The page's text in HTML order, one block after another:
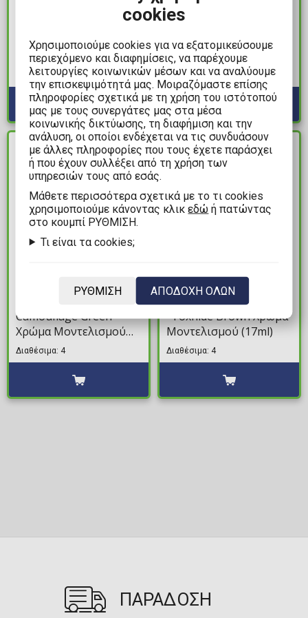
Blue Χρώμα
Μοντελισμού (18ml)
Διαθέσιμα: 1
Vallejo Special Effects -
Demon Blood Χρώμα
Μοντελισμού (18ml)
Διαθέσιμα: 5
ΔΙΑΘΕΣΙΜΟ
Camouflage Green
Χρώμα Μοντελισμού
(18ml)
Διαθέσιμα: 4
ΔΙΑΘΕΣΙΜΟ
2,99€
Green Stuff World Paint
- Foxhide Brown Χρώμα
Μοντελισμού (17ml)
Διαθέσιμα: 4
ΠΑΡΑΔΟΣΗ
cookies
Χρησιμοποιούμε cookies για να εξατομικεύσουμε
περιεχόμενο και διαφημίσεις, να παρέχουμε
λειτουργίες κοινωνικών μέσων και να αναλύουμε
την επισκεψιμότητά μας. Μοιραζόμαστε επίσης
πληροφορίες σχετικά με τη χρήση του ιστότοπού
μας με τους συνεργάτες μας στα μέσα
κοινωνικής δικτύωσης, τη διαφήμιση και την
ανάλυση, οι οποίοι ενδέχεται να τις συνδυάσουν
με άλλες πληροφορίες που τους έχετε παράσχει
ή που έχουν συλλέξει από τη χρήση των
υπηρεσιών τους από εσάς.
Mάθετε περισσότερα σχετικά με το τι cookies
χρησιμοποιούμε κάνοντας κλικεδώ ή πατώντας
στο κουμπί ΡΥΘΜΙΣΗ.
Τι είναι τα cookies;
ΡΥΘΜΙΣΗ ΑΠΟΔΟΧΗ ΟΛΩΝ